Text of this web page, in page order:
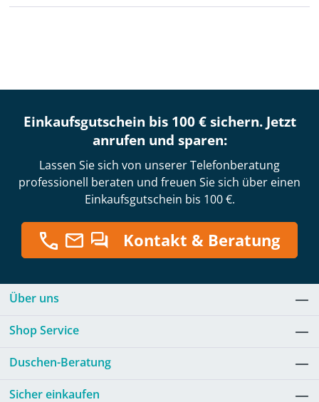
Einkaufsgutschein bis 100 € sichern. Jetzt
anrufen und sparen:
Lassen Sie sich von unserer Telefonberatung
professionell beraten und freuen Sie sich über einen
Einkaufsgutschein bis 100 €.
Kontakt & Beratung
Über uns
Shop Service
Duschen-Beratung
Sicher einkaufen